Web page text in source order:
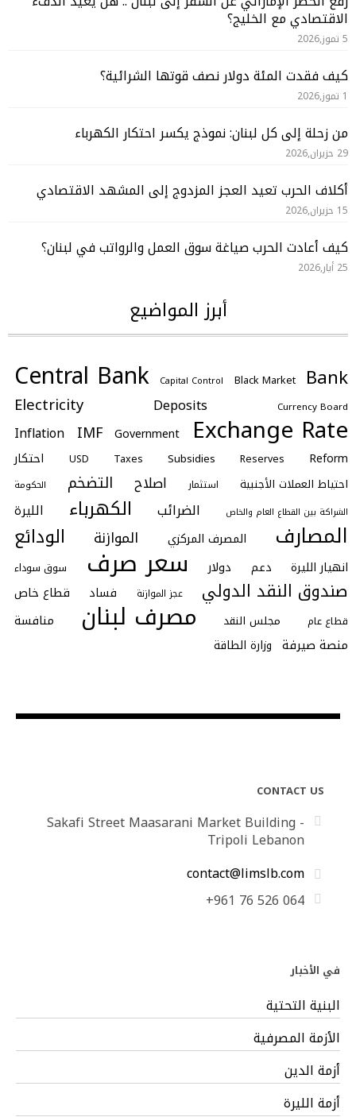
الاقتصادي مع الخليج؟
5 تموز,2026
كيف فقدت المئة دولار نصف قوتها الشرائية؟
1 تموز,2026
من زحلة إلى كل لبنان: نموذج يكسر احتكار الكهرباء
29 حزيران,2026
أكلاف الحرب تعيد العجز المزدوج إلى المشهد الاقتصادي
15 حزيران,2026
كيف أعادت الحرب صياغة سوق العمل والرواتب في لبنان؟
25 أيار,2026
أبرز المواضيع
Bank
Black Market
Capital Control
Central Bank
Currency Board
Deposits
Electricity
Exchange Rate
Government
IMF
Inflation
Reform
Reserves
Subsidies
Taxes
USD احتكار
احتياط العملات الأجنبية استثمار اصلاح التضخم
الحكومة
الشراكة بين القطاع العام والخاص
الضرائب الكهرباء الليرة
المصارف المصرف المركزي الموازنة الودائع
انهيار الليرة دعم دولار سعر صرف سوق سوداء
صندوق النقد الدولي عجز الموازنة فساد قطاع خاص
قطاع عام مجلس النقد مصرف لبنان
منافسة
منصة صيرفة وزارة الطاقة
CONTACT US
Sakafi Street Maasarani Market Building -
Tripoli Lebanon
contact@limslb.com
+961 76 526 064
في الأخبار
البنية التحتية
الأزمة المصرفية
أزمة الدين
أزمة الليرة